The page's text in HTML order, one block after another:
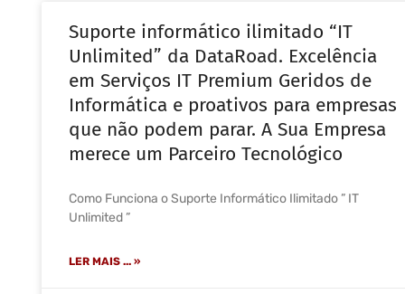
Suporte informático ilimitado “IT
Unlimited” da DataRoad. Excelência
em Serviços IT Premium Geridos de
Informática e proativos para empresas
que não podem parar. A Sua Empresa
merece um Parceiro Tecnológico
Como Funciona o Suporte Informático Ilimitado ” IT
Unlimited ”
LER MAIS ... »